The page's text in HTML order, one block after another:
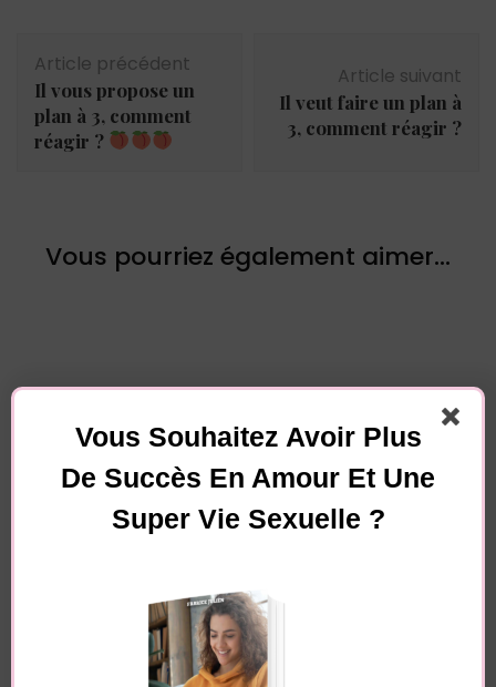
d'article
Article précédent
Il vous propose un
plan à 3, comment
réagir ?
Article suivant
Il veut faire un plan à
3, comment réagir ?
Vous pourriez également aimer...
Laisser un commentaire
Votre adresse e-mail ne sera pas publiée.
Vous Souhaitez Avoir Plus
De Succès En Amour Et Une
Super Vie Sexuelle ?